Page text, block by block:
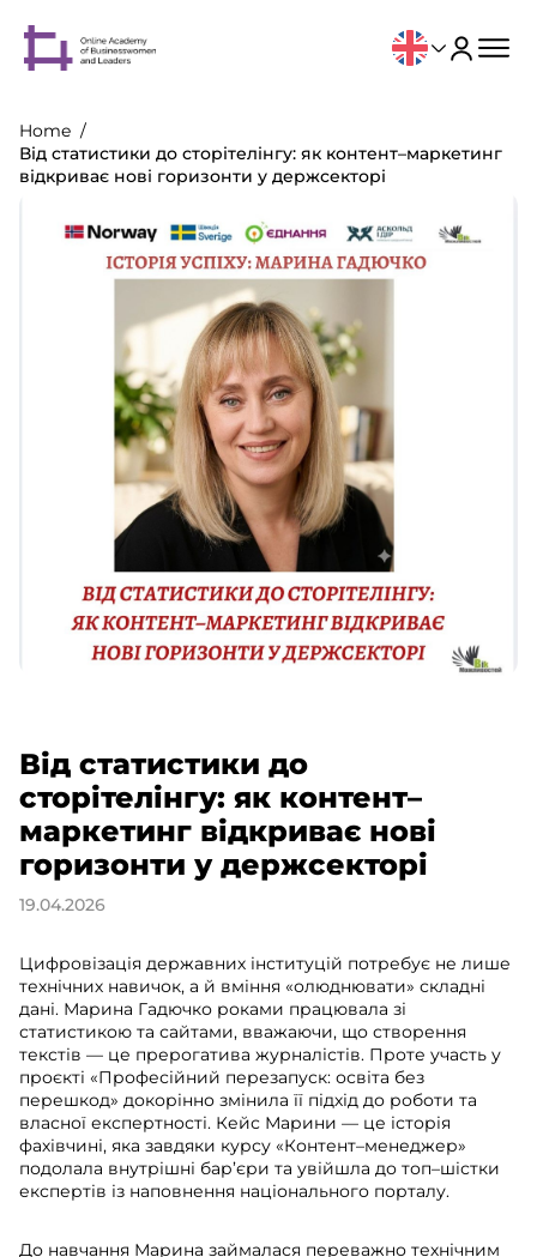
Home
Від статистики до сторітелінгу: як контент–маркетинг
відкриває нові горизонти у держсекторі
Від статистики до
сторітелінгу: як контент–
маркетинг відкриває нові
горизонти у держсекторі
19.04.2026
Цифровізація державних інституцій потребує не лише
технічних навичок, а й вміння «олюднювати» складні
дані. Марина Гадючко роками працювала зі
статистикою та сайтами, вважаючи, що створення
текстів — це прерогатива журналістів. Проте участь у
проєкті «Професійний перезапуск: освіта без
перешкод» докорінно змінила її підхід до роботи та
власної експертності. Кейс Марини — це історія
фахівчині, яка завдяки курсу «Контент–менеджер»
подолала внутрішні бар’єри та увійшла до топ–шістки
експертів із наповнення національного порталу.
До навчання Марина займалася переважно технічним